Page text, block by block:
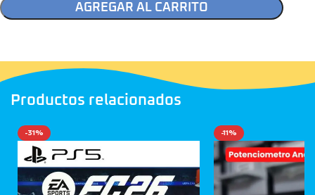
AGREGAR AL CARRITO
Productos relacionados
-31% -11%